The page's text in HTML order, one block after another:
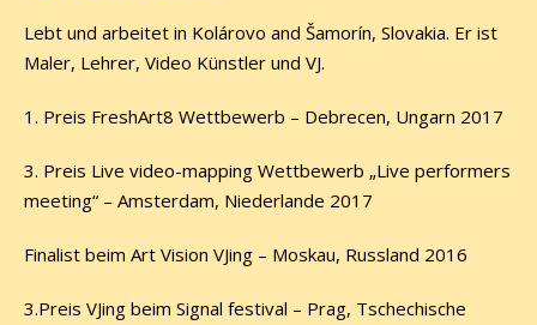
Lebt und arbeitet in Kolárovo and Šamorín, Slovakia. Er ist
Maler, Lehrer, Video Künstler und VJ.
1. Preis FreshArt8 Wettbewerb – Debrecen, Ungarn 2017
3. Preis Live video-mapping Wettbewerb „Live performers
meeting“ – Amsterdam, Niederlande 2017
Finalist beim Art Vision VJing – Moskau, Russland 2016
3.Preis VJing beim Signal festival – Prag, Tschechische